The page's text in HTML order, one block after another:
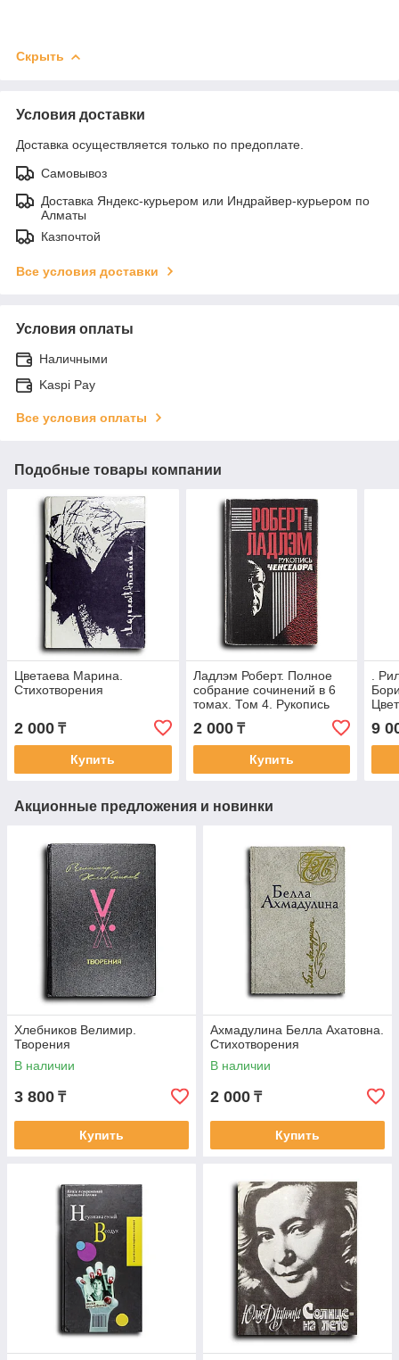
Скрыть
Условия доставки
Доставка осуществляется только по предоплате.
Самовывоз
Доставка Яндекс-курьером или Индрайвер-курьером по
Алматы
Казпочтой
Все условия доставки
Условия оплаты
Наличными
Kaspi Pay
Все условия оплаты
Подобные товары компании
Цветаева Марина.
Стихотворения
2 000 ₸
Купить
Ладлэм Роберт. Полное
собрание сочинений в 6
томах. Том 4. Рукопись
Ченселора
2 000₸
Купить
.
9
Акционные предложения и новинки
Хлебников Велимир.
Творения
В наличии
3 800 ₸
Купить
Ахмадулина Белла Ахатовна.
Стихотворения
В наличии
2 000 ₸
Купить